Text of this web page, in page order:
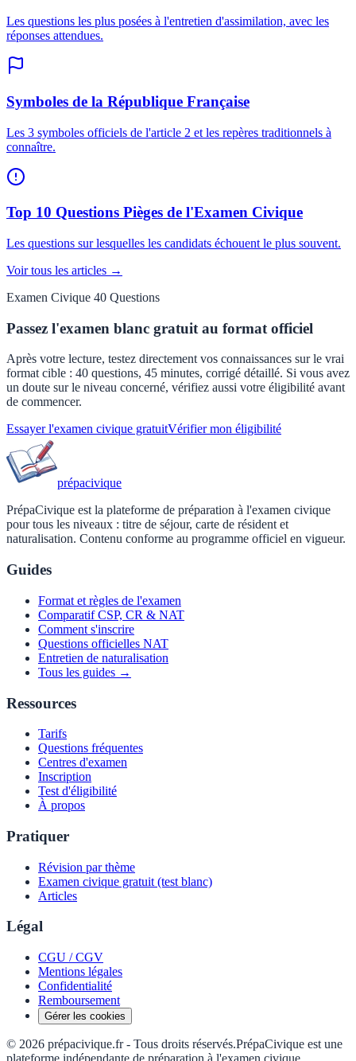
Les questions les plus posées à l'entretien d'assimilation, avec les
réponses attendues.
Symboles de la République Française
Les 3 symboles officiels de l'article 2 et les repères traditionnels à
connaître.
Top 10 Questions Pièges de l'Examen Civique
Les questions sur lesquelles les candidats échouent le plus souvent.
Voir tous les articles →
Examen Civique 40 Questions
Passez l'examen blanc gratuit au format officiel
Après votre lecture, testez directement vos connaissances sur le vrai
format cible : 40 questions, 45 minutes, corrigé détaillé. Si vous avez
un doute sur le niveau concerné, vérifiez aussi votre éligibilité avant
de commencer.
Essayer l'examen civique gratuitVérifier mon éligibilité
prépacivique
PrépaCivique est la plateforme de préparation à l'examen civique
pour tous les niveaux : titre de séjour, carte de résident et
naturalisation. Contenu conforme au programme officiel en vigueur.
Guides
Format et règles de l'examen
Comparatif CSP, CR & NAT
Comment s'inscrire
Questions officielles NAT
Entretien de naturalisation
Tous les guides →
Ressources
Tarifs
Questions fréquentes
Centres d'examen
Inscription
Test d'éligibilité
À propos
Pratiquer
Révision par thème
Examen civique gratuit (test blanc)
Articles
Légal
CGU / CGV
Mentions légales
Confidentialité
Remboursement
Gérer les cookies
© 2026 prépacivique.fr - Tous droits réservés.PrépaCivique est une